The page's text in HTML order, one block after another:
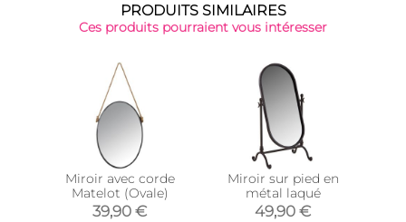
PRODUITS SIMILAIRES
Ces produits pourraient vous intéresser
Miroir avec corde
Matelot (Ovale)
39,90 €
Miroir sur pied en
métal laqué
49,90 €